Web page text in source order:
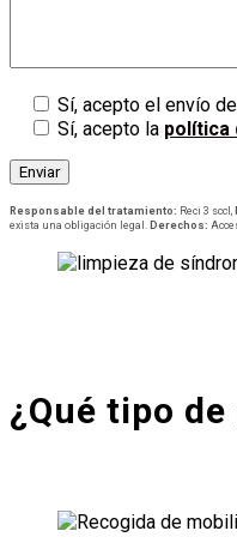
Sí, acepto el envío
Sí, acepto la política
Responsable del tratamiento: Reci 3 sccl,
exista una obligación legal. Derechos:
¿Qué tipo